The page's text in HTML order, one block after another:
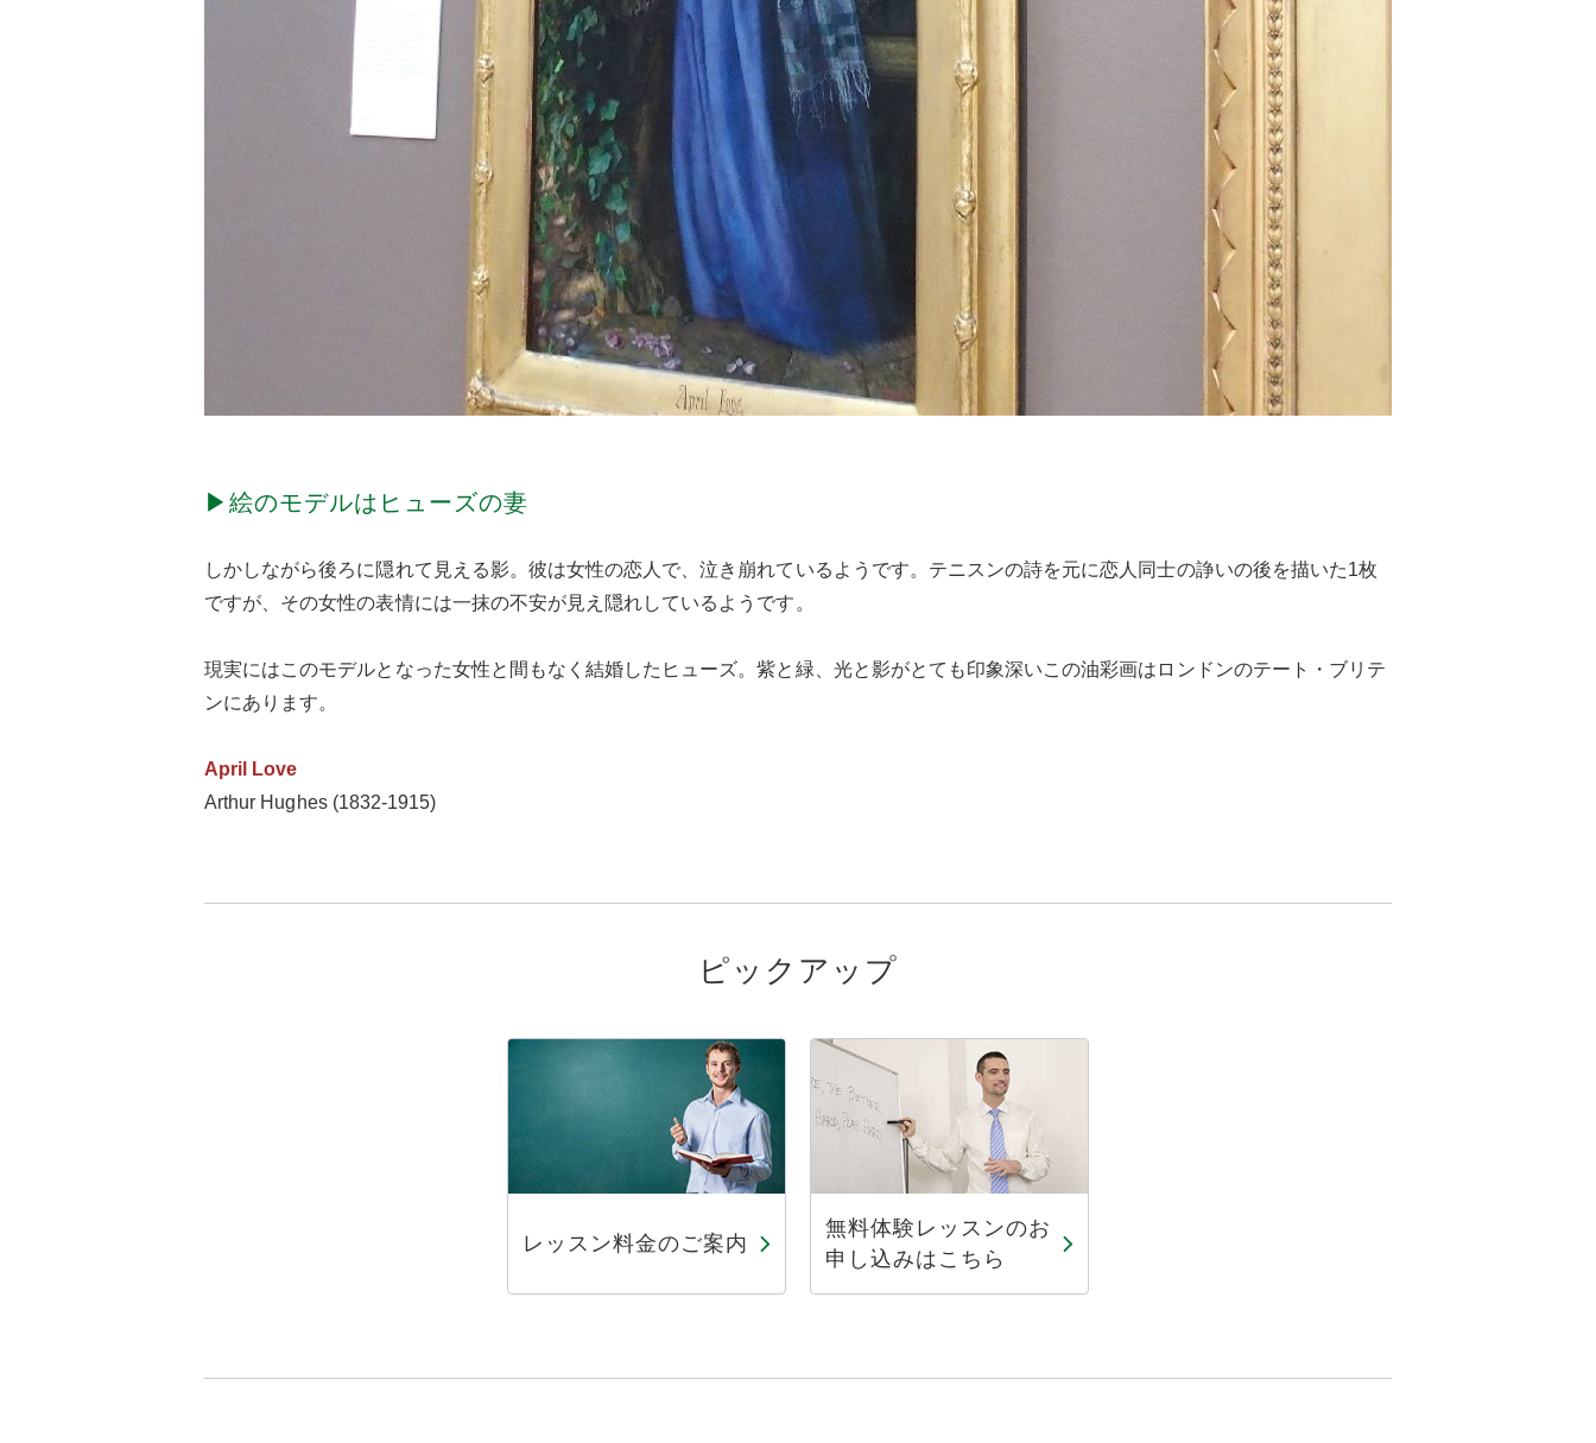
▶絵のモデルはヒューズの妻
しかしながら後ろに隠れて見える影。彼は女性の恋人で、泣き崩れているようです。テニスンの詩を元に恋人同士の諍いの後を描いた1枚
ですが、その女性の表情には一抹の不安が見え隠れしているようです。
現実にはこのモデルとなった女性と間もなく結婚したヒューズ。紫と緑、光と影がとても印象深いこの油彩画はロンドンのテート・ブリテ
ンにあります。
April Love
Arthur Hughes (1832-1915)
ピックアップ
レッスン料金のご案内
無料体験レッスンのお
申し込みはこちら